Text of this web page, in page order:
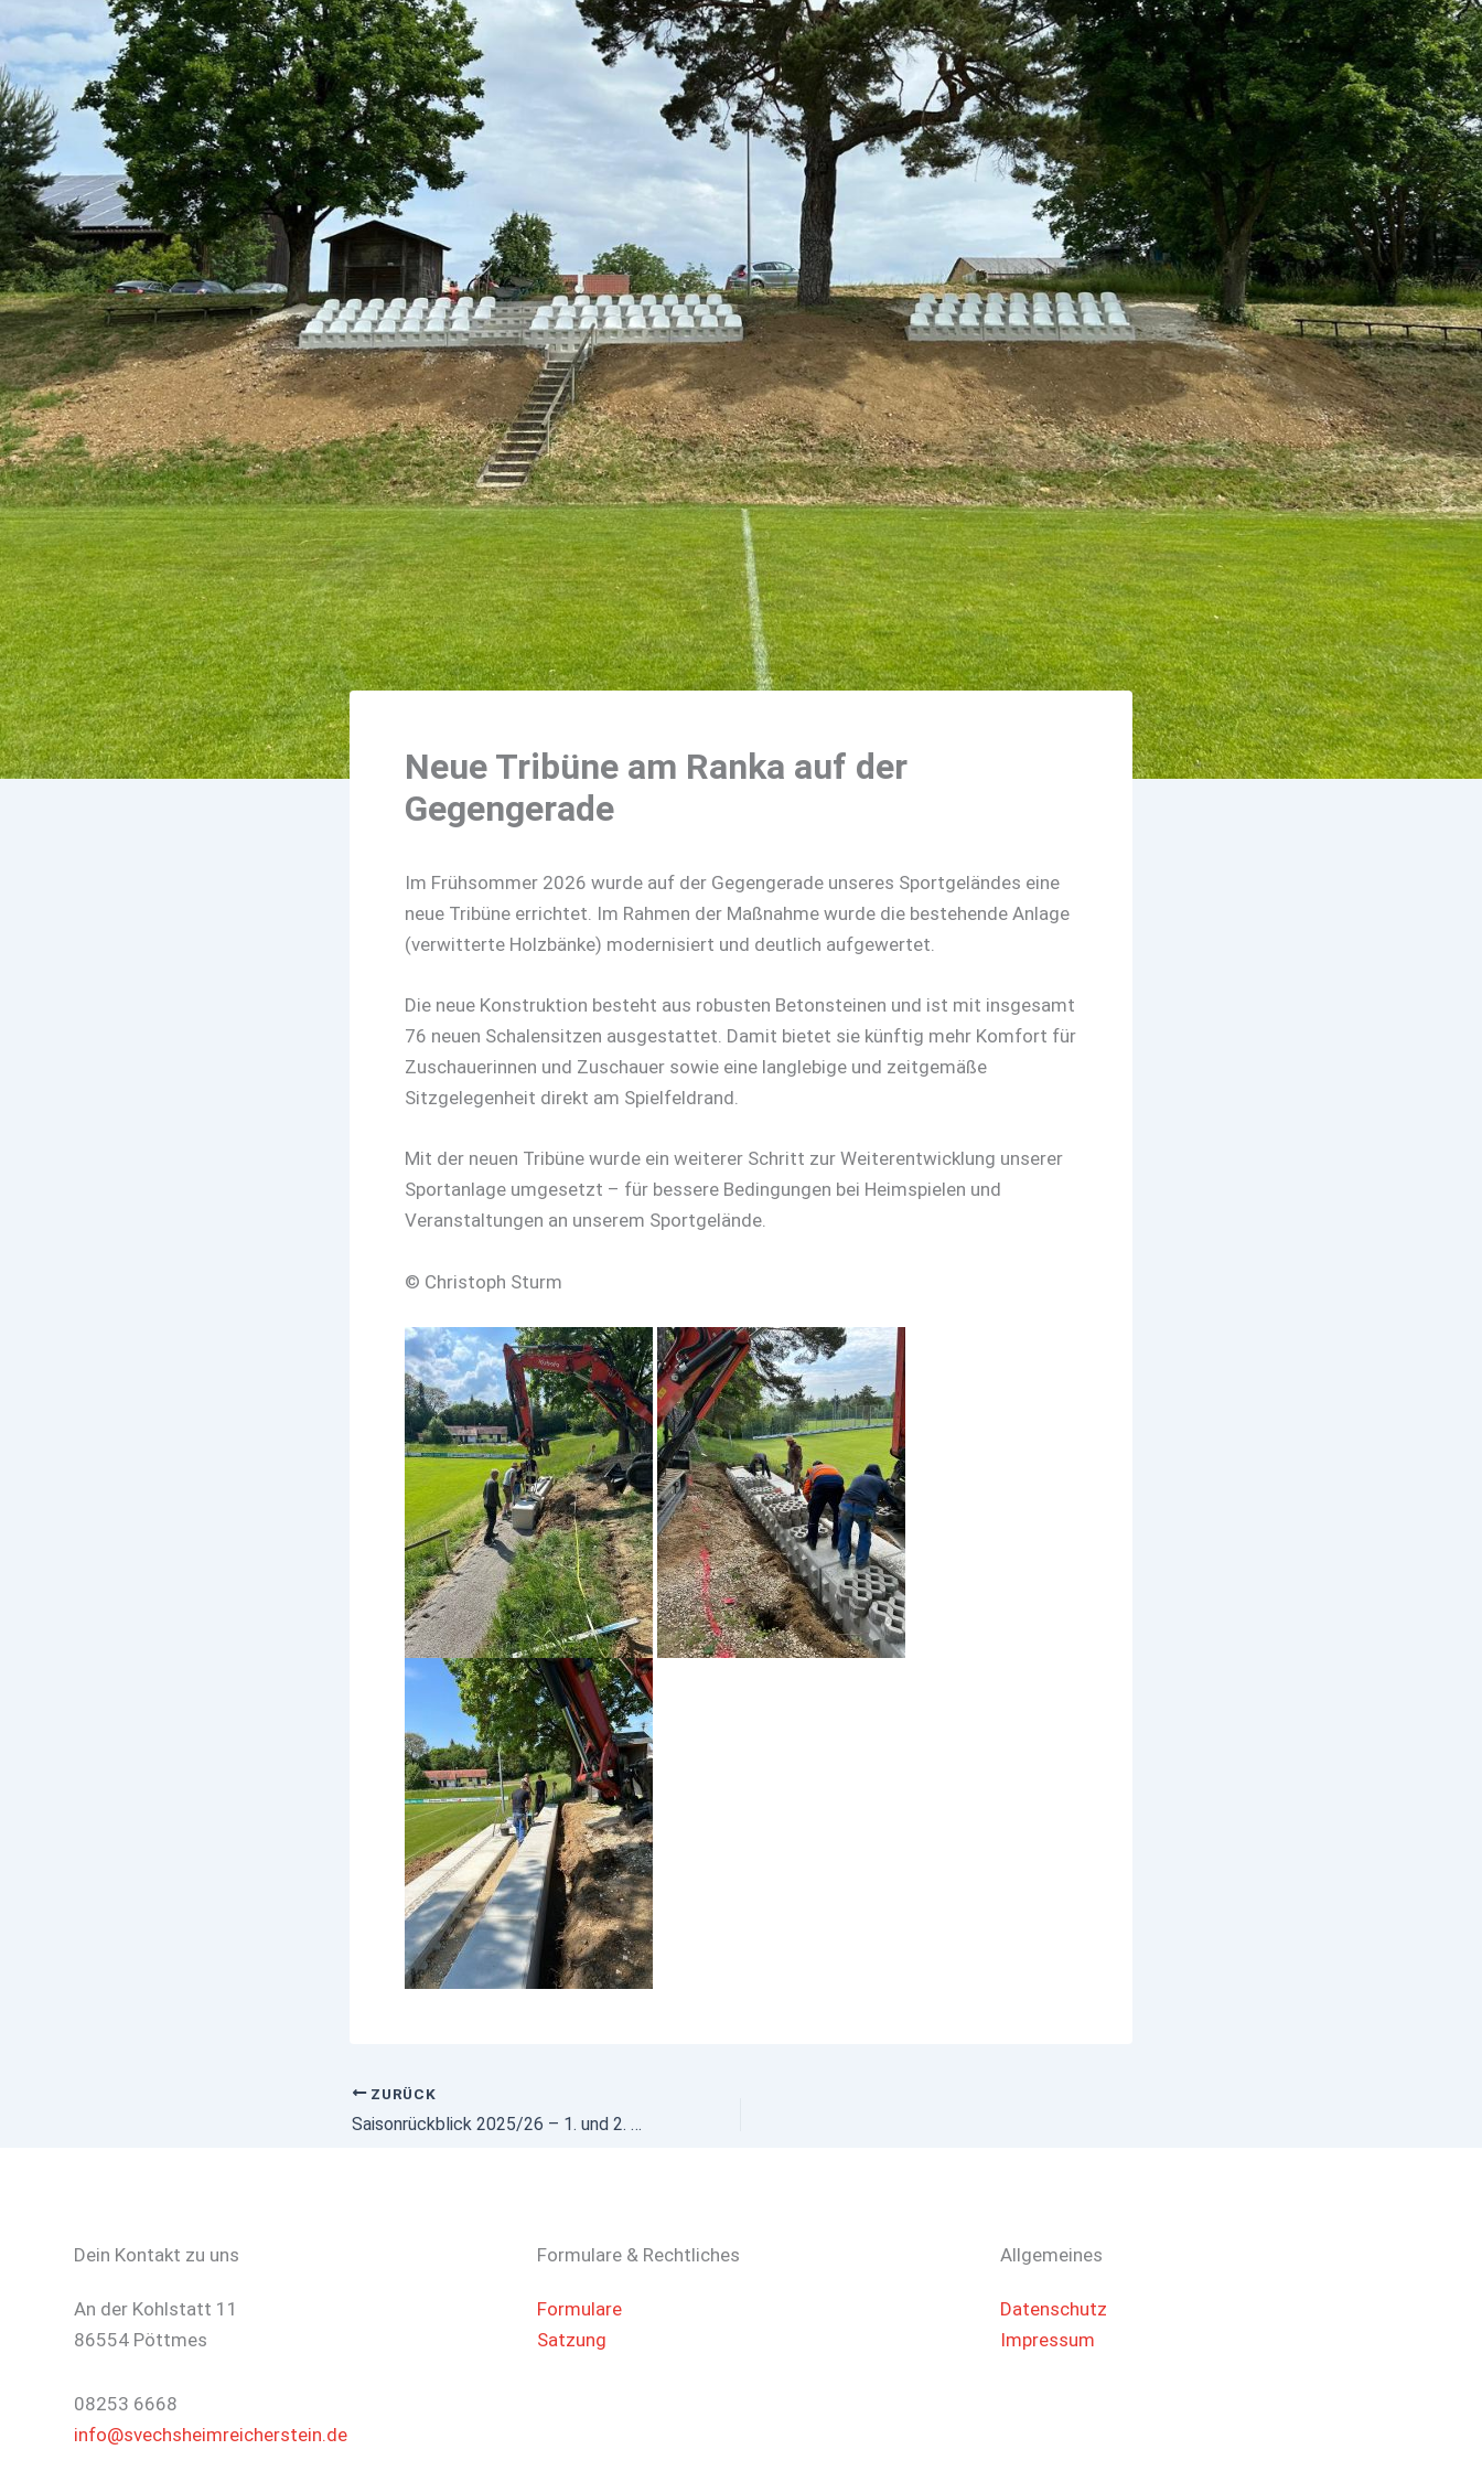
Neue Tribüne am Ranka auf der
Gegengerade
Im Frühsommer 2026 wurde auf der Gegengerade unseres Sportgeländes eine
neue Tribüne errichtet. Im Rahmen der Maßnahme wurde die bestehende Anlage
(verwitterte Holzbänke) modernisiert und deutlich aufgewertet.
Die neue Konstruktion besteht aus robusten Betonsteinen und ist mit insgesamt
76 neuen Schalensitzen ausgestattet. Damit bietet sie künftig mehr Komfort für
Zuschauerinnen und Zuschauer sowie eine langlebige und zeitgemäße
Sitzgelegenheit direkt am Spielfeldrand.
Mit der neuen Tribüne wurde ein weiterer Schritt zur Weiterentwicklung unserer
Sportanlage umgesetzt – für bessere Bedingungen bei Heimspielen und
Veranstaltungen an unserem Sportgelände.
© Christoph Sturm
ZURÜCK
Saisonrückblick 2025/26 – 1. und 2. Herren
Dein Kontakt zu uns
An der Kohlstatt 11
86554 Pöttmes
08253 6668
info@svechsheimreicherstein.de
Formulare & Rechtliches
Formulare
Satzung
Allgemeines
Datenschutz
Impressum